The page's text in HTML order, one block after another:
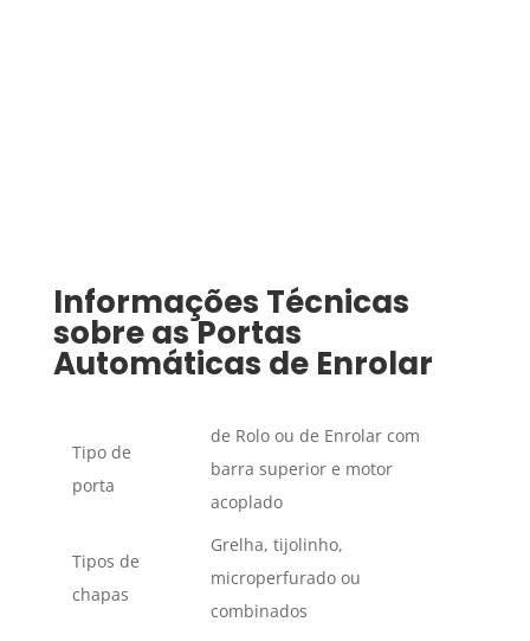
Informações Técnicas
sobre as Portas
Automáticas de Enrolar
Tipo de
porta
de Rolo ou de Enrolar com
barra superior e motor
acoplado
Tipos de
chapas
Grelha, tijolinho,
microperfurado ou
combinados